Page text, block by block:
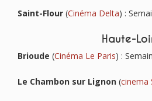
Saint-Flour (Cinéma Delta) :
Haute-
Brioude (Cinéma Le Paris) :
Le Chambon sur Lignon (cinema